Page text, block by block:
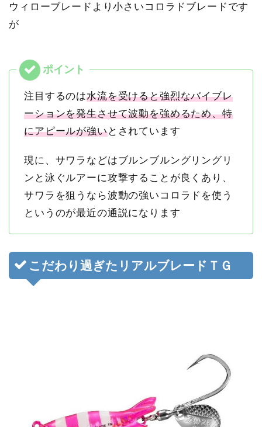
ウィローブレードより小さいコロラドブレードです
が
注目するのは水流を受けると強烈なバイブレ
ーションを発生させて波動を強めるため、特
にアピールが強いとされています
現に、サワラなどはブルンブルングリングリ
ンと泳ぐルアーに攻撃することが良くあり、
サワラを狙うなら波動の強いコロラドを使う
というのが最近の通説になります
こだわり過ぎたリアルブレードＴＧ